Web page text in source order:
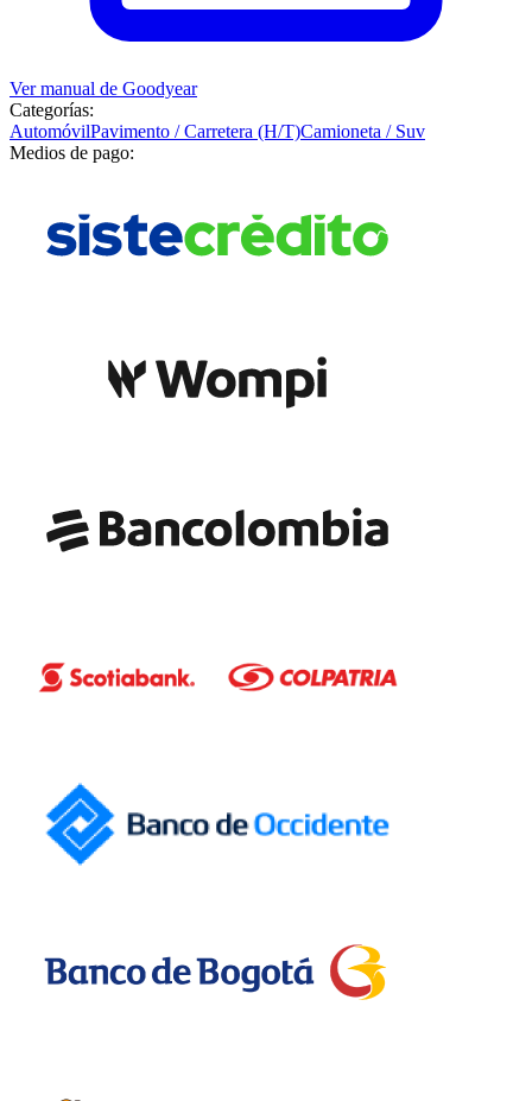
Ver manual de Goodyear
Categorías:
AutomóvilPavimento / Carretera (H/T)Camioneta / Suv
Medios de pago: